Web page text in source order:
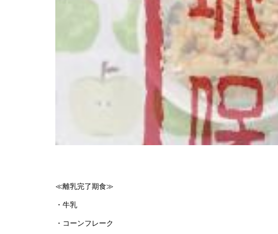
≪離乳完了期食≫
・牛乳
・コーンフレーク